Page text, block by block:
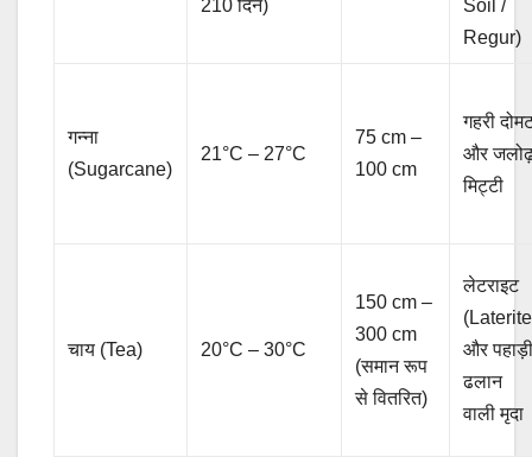
210 दिन)
Soil /
Regur)
गन्ना
(Sugarcane)
21°C – 27°C
75 cm –
100 cm
गहरी
और
मिट्टी
चाय (Tea) 20°C – 30°C
150 cm –
300 cm
(समान रूप
से वितरित)
लेटराइट
और
ढलान
वाली मृदा